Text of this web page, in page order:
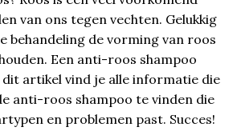
van ons tegen vechten. Gelukkig
behandeling de vorming van roos
Een anti-roos shampoo
artikel vind je alle informatie die
anti-roos shampoo te vinden die
en problemen past. Succes!